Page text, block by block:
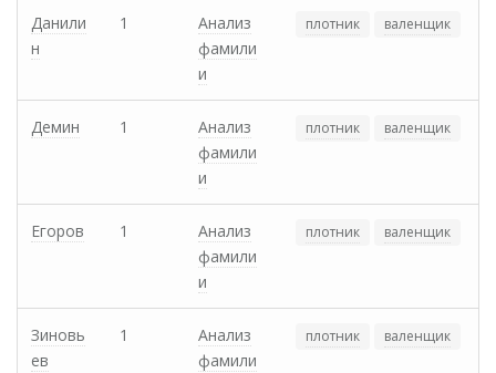
Данили
н
1
Анализ
фамили
и
плотник валенщик
Демин 1
Анализ
фамили
и
плотник валенщик
Егоров 1
Анализ
фамили
и
плотник валенщик
Зиновь
ев
1
Анализ
фамили
плотник валенщик